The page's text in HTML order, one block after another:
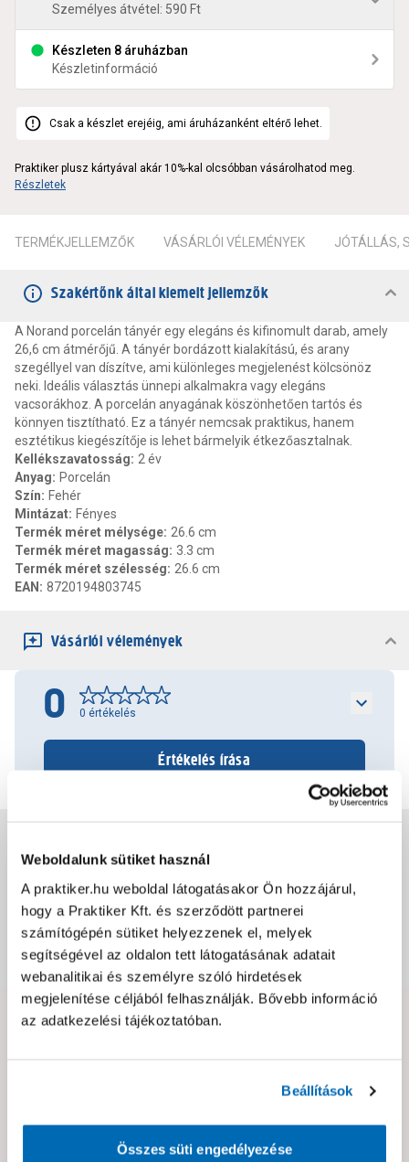
Weboldalunk sütiket használ
A praktiker.hu weboldal látogatásakor Ön hozzájárul,
hogy a Praktiker Kft. és szerződött partnerei
számítógépén sütiket helyezzenek el, melyek
segítségével az oldalon tett látogatásának adatait
webanalitikai és személyre szóló hirdetések
megjelenítése céljából felhasználják. Bővebb információ
az adatkezelési tájékoztatóban.
Beállítások
Összes süti engedélyezése
Személyes átvétel: 590 Ft
Készleten 8 áruházban
Készletinformáció
Csak a készlet erejéig, ami áruházanként eltérő lehet.
Praktiker plusz kártyával akár 10%-kal olcsóbban vásárolhatod meg.
Részletek
TERMÉKJELLEMZŐK VÁSÁRLÓI VÉLEMÉNYEK JÓTÁLLÁS,
Szakértőnk által kiemelt jellemzők
A Norand porcelán tányér egy elegáns és kifinomult darab, amely
26,6 cm átmérőjű. A tányér bordázott kialakítású, és arany
szegéllyel van díszítve, ami különleges megjelenést kölcsönöz
neki. Ideális választás ünnepi alkalmakra vagy elegáns
vacsorákhoz. A porcelán anyagának köszönhetően tartós és
könnyen tisztítható. Ez a tányér nemcsak praktikus, hanem
esztétikus kiegészítője is lehet bármelyik étkezőasztalnak.
Kellékszavatosság: 2 év
Anyag: Porcelán
Szín: Fehér
Mintázat: Fényes
Termék méret mélysége: 26.6 cm
Termék méret magasság: 3.3 cm
Termék méret szélesség: 26.6 cm
EAN : 8720194803745
Vásárlói vélemények
0 0 értékelés
Értékelés írása
Csomagolási és súly információk
Dokumentumok, felelős személy
Hibát találtál az oldalon vagy a termék leírásában?
Neked ajánljuk!